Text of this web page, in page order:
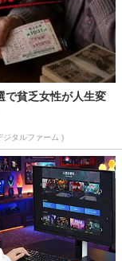
で貧乏女性が人生変
ジタルファーム )